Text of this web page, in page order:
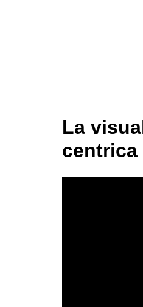
La
centrica